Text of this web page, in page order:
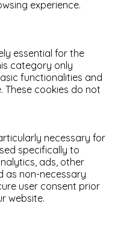
experience.
essential for the
category only
functionalities and
These cookies do not
necessary for
specifically to
ads, other
as non-necessary
user consent prior
website.